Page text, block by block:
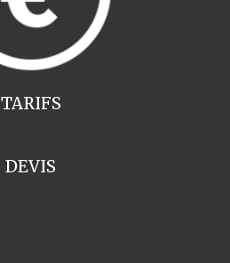
TARIFS
DEVIS